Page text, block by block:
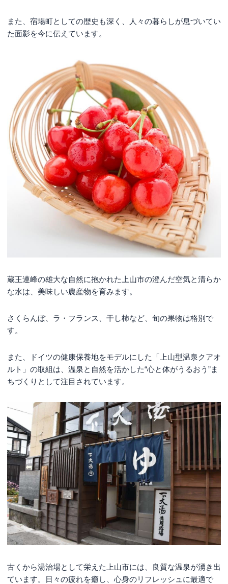
また、宿場町としての歴史も深く、人々の暮らしが息づいてい
た面影を今に伝えています。
蔵王連峰の雄大な自然に抱かれた上山市の澄んだ空気と清らか
な水は、美味しい農産物を育みます。
さくらんぼ、ラ・フランス、干し柿など、旬の果物は格別で
す。
また、ドイツの健康保養地をモデルにした「上山型温泉クアオ
ルト」の取組は、温泉と自然を活かした“心と体がうるおう”ま
ちづくりとして注目されています。
古くから湯治場として栄えた上山市には、良質な温泉が湧き出
ています。日々の疲れを癒し、心身のリフレッシュに最適で